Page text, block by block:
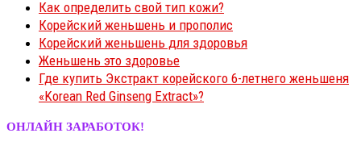
Как определить свой тип кожи?
Корейский женьшень и прополис
Корейский женьшень для здоровья
Женьшень это здоровье
Где купить Экстракт корейского 6-летнего женьшеня
«Korean Red Ginseng Extract»?
ОНЛАЙН ЗАРАБОТОК!